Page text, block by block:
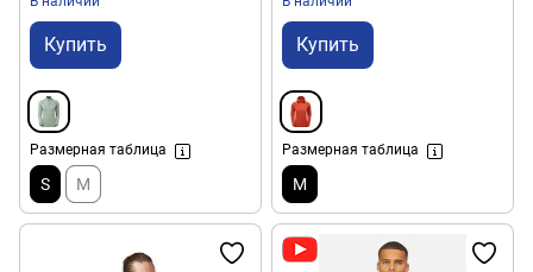
Купить
Размерная таблица
S M
Купить
Размерная таблица
M